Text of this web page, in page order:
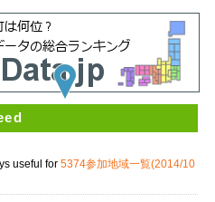
useful for 5374参加地域一覧(2014/10